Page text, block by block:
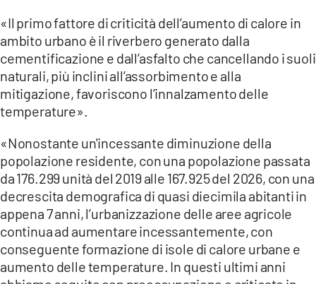
«Il primo fattore di criticità dell’aumento di calore in
ambito urbano è il riverbero generato dalla
cementificazione e dall’asfalto che cancellando i suoli
naturali, più inclini all’assorbimento e alla
mitigazione, favoriscono l’innalzamento delle
temperature».
«Nonostante un'incessante diminuzione della
popolazione residente, con una popolazione passata
da 176.299 unità del 2019 alle 167.925 del 2026, con una
decrescita demografica di quasi diecimila abitanti in
appena 7 anni, l’urbanizzazione delle aree agricole
continua ad aumentare incessantemente, con
conseguente formazione di isole di calore urbane e
aumento delle temperature. In questi ultimi anni